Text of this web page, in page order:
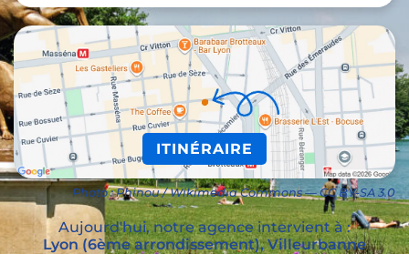
ITINÉRAIRE
Photo : Phinou / Wikimedia Commons — CC BY-SA 3.0
Aujourd'hui, notre agence intervient à :
Lyon (6ème arrondissement),Villeurbanne